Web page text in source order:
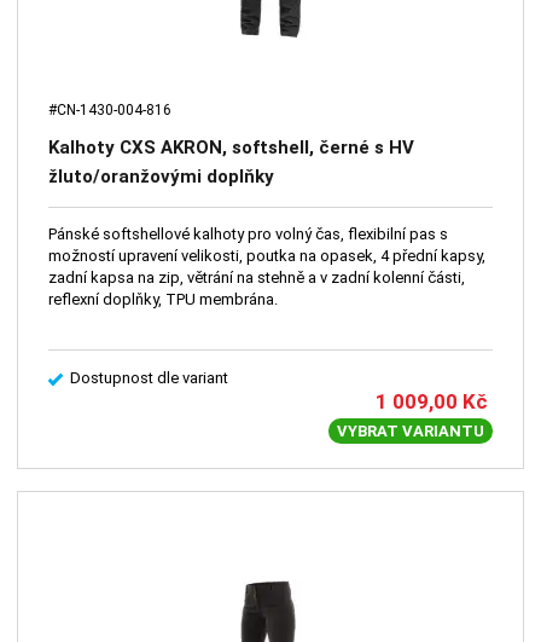
#CN-1430-004-816
Kalhoty CXS AKRON, softshell, černé s HV
žluto/oranžovými doplňky
Pánské softshellové kalhoty pro volný čas, flexibilní pas s
možností upravení velikosti, poutka na opasek, 4 přední kapsy,
zadní kapsa na zip, větrání na stehně a v zadní kolenní části,
reflexní doplňky, TPU membrána.
Dostupnost dle variant
1 009,00 Kč
VYBRAT VARIANTU